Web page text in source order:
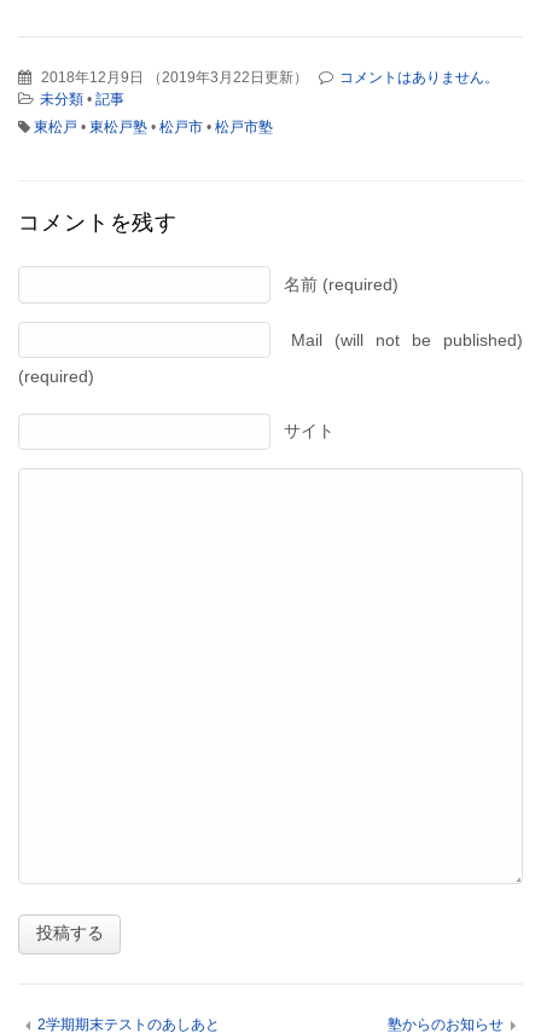
2018年12月9日 （ 2019年3月22日更新）
コメントはありません。
未分類 • 記事
東松戸 • 東松戸塾 • 松戸市 • 松戸市塾
コメントを残す
名前 (required)
Mail (will not be published)
(required)
サイト
2学期期末テストのあしあと 塾からのお知らせ